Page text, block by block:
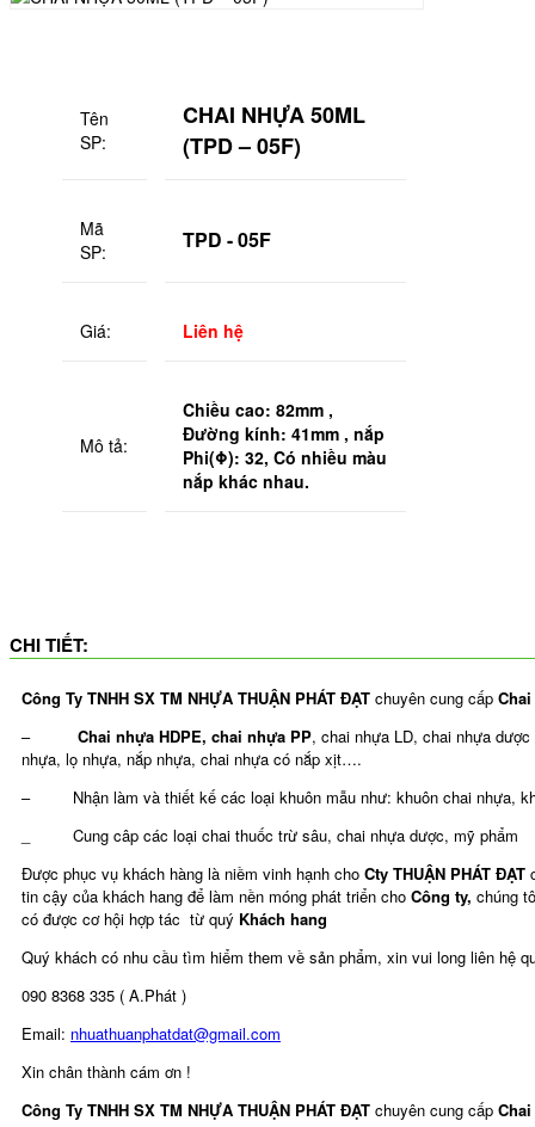
Tên
SP:
CHAI NHỰA 50ML
(TPD – 05F)
Mã
SP:
TPD - 05F
Giá: Liên hệ
Mô tả:
Chiều cao: 82mm ,
Đường kính: 41mm , nắp
Phi(Φ): 32, Có nhiều màu
nắp khác nhau.
CHI TIẾT:
Công Ty TNHH SX TM NHỰA THUẬN PHÁT ĐẠT chuyên cung cấp
– Chai nhựa HDPE, chai nhựa PP, chai nhựa LD, chai nhựa
nhựa, lọ nhựa, nắp nhựa, chai nhựa có nắp xịt….
– Nhận làm và thiết kế các loại khuôn mẫu như: khuôn chai nhựa,
_ Cung câp các loại chai thuốc trừ sâu, chai nhựa dược, mỹ phẩm
Được phục vụ khách hàng là niềm vinh hạnh cho Cty THUẬN PHÁT ĐẠT
tin cậy của khách hang để làm nền móng phát triển cho Công ty, chúng
có được cơ hội hợp tác từ quý Khách hang
Quý khách có nhu cầu tìm hiểm them về sản phẩm, xin vui long liên hệ
090 8368 335 ( A.Phát )
Email: nhuathuanphatdat@gmail.com
Xin chân thành cám ơn !
Công Ty TNHH SX TM NHỰA THUẬN PHÁT ĐẠT chuyên cung cấp